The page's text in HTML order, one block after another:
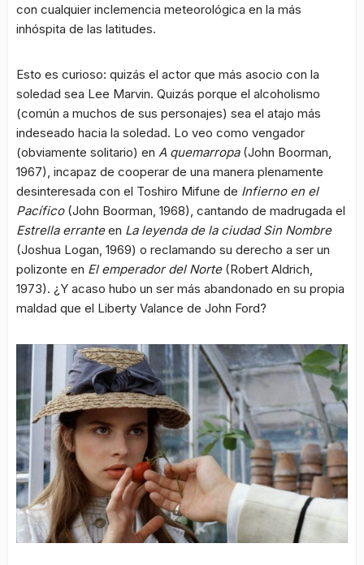
con cualquier inclemencia meteorológica en la más
inhóspita de las latitudes.
Esto es curioso: quizás el actor que más asocio con la
soledad sea Lee Marvin. Quizás porque el alcoholismo
(común a muchos de sus personajes) sea el atajo más
indeseado hacia la soledad. Lo veo como vengador
(obviamente solitario) en A quemarropa(John Boorman,
1967), incapaz de cooperar de una manera plenamente
desinteresada con el Toshiro Mifune de Infierno en el
Pacífico(John Boorman, 1968), cantando de madrugada el
Estrella erranteen La leyenda de la ciudad Sin Nombre
(Joshua Logan, 1969) o reclamando su derecho a ser un
polizonte en El emperador del Norte(Robert Aldrich,
1973). ¿Y acaso hubo un ser más abandonado en su propia
maldad que el Liberty Valance de John Ford?